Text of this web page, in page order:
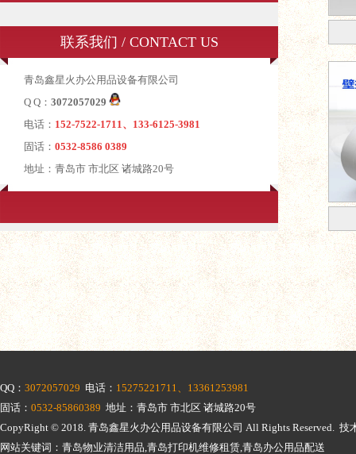
联系我们 / CONTACT US
青岛鑫星火办公用品设备有限公司
Q Q： 3072057029
电话： 152-7522-1711、133-6125-3981
固话： 0532-8586 0389
地址：青岛市 市北区 诸城路20号
QQ： 3072057029 电话： 15275221711、13361253981
固话： 0532-85860389 地址：青岛市 市北区 诸城路20号
CopyRight © 2018. 青岛鑫星火办公用品设备有限公司 All Rights Reserved. 技
网站关键词：青岛物业清洁用品,青岛打印机维修租赁,青岛办公用品配送